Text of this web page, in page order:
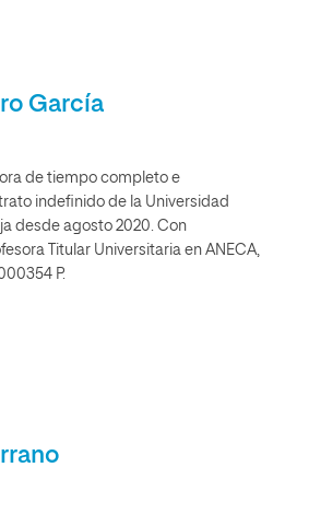
García
de tiempo completo e
indefinido de la Universidad
desde agosto 2020. Con
Titular Universitaria en ANECA,
P.